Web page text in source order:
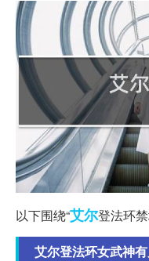
以下围绕“艾尔登法环
艾尔登法环女武神